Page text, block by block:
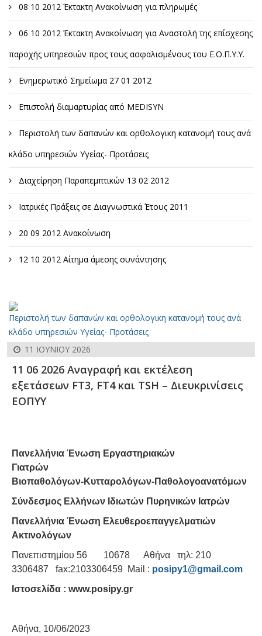
08 10 2012 Έκτακτη Ανακοίνωση για πληρωμές
06 10 2012 Έκτακτη Ανακοίνωση για Αναστολή της επίσχεσης
παροχής υπηρεσιών προς τους ασφαλισμένους του Ε.Ο.Π.Υ.Υ.
Ενημερωτικό Σημείωμα 27 01 2012
Επιστολή διαμαρτυρίας από MEDISYN
Περιστολή των δαπανών και ορθολογικη κατανομή τους ανά
κλάδο υπηρεσιών Υγείας- Προτάσεις
Διαχείρηση Παραπεμπτικών 13 02 2012
Ιατρικές Πράξεις σε Διαγνωστικά Έτους 2011
20 09 2012 Ανακοίνωση
12 10 2012 Αίτημα άμεσης συνάντησης
Περιστολή των δαπανών και ορθολογικη κατανομή τους ανά
κλάδο υπηρεσιών Υγείας- Προτάσεις
11 ΙΟΥΝΊΟΥ 2026
11 06 2026 Αναγραφή και εκτέλεση
εξετάσεων FT3, FT4 και TSH – Διευκρινίσεις
ΕΟΠΥΥ
Πανελλήνια Ένωση Εργαστηριακών
Γιατρών
Βιοπαθολόγων-Κυτταρολόγων-Παθολογοανατόμων
Σύνδεσμος Ελλήνων Ιδιωτών Πυρηνικών Ιατρών
Πανελλήνια Ένωση Ελευθεροεπαγγελματιών
Ακτινολόγων
Πανεπιστημίου 56 10678 Αθήνα τηλ: 210
3306487 fax:2103306459 Mail : posipy1@gmail .com
Ιστοσελίδα : www.posipy.gr
Αθήνα, 10/06/2023